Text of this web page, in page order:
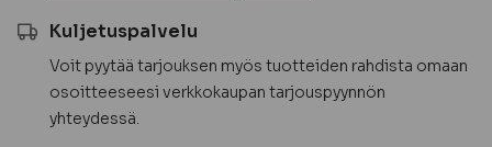
Kuljetuspalvelu
Voit pyytää tarjouksen myös tuotteiden rahdista omaan
osoitteeseesi verkkokaupan tarjouspyynnön
yhteydessä.